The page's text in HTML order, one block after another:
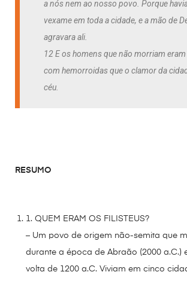
a nós nem ao nosso povo. Porque
vexame em toda a cidade, e a mão de
agravara ali.
12 E os homens que não morriam
com hemorroidas que o clamor da
céu.
RESUMO
1. QUEM ERAM OS FILISTEUS?
– Um povo de origem não-semita que
durante a época de Abraão (2000 a.C.)
volta de 1200 a.C. Viviam em cinco